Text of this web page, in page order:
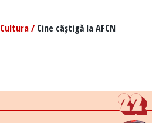
Cultura /Cine câștigă la AFCN